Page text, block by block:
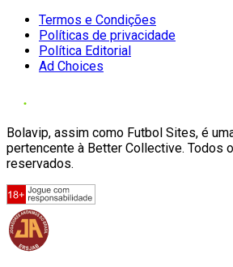
Termos e Condições
Políticas de privacidade
Política Editorial
Ad Choices
Bolavip, assim como Futbol Sites, é
pertencente à Better Collective. Todos
reservados.